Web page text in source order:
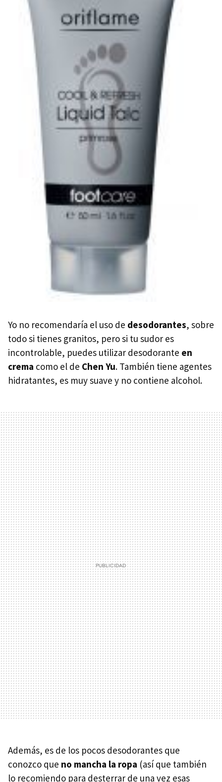
Yo no recomendaría el uso de desodorantes, sobre
todo si tienes granitos, pero si tu sudor es
incontrolable, puedes utilizar desodorante en
crema como el de Chen Yu. También tiene agentes
hidratantes, es muy suave y no contiene alcohol.
Además, es de los pocos desodorantes que
conozco que no mancha la ropa (así que también
lo recomiendo para desterrar de una vez esas